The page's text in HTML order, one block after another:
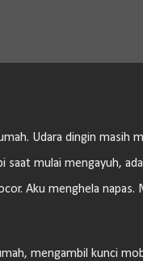
Udara dingin masih
saat mulai mengayuh,
Aku menghela
mengambil kunci